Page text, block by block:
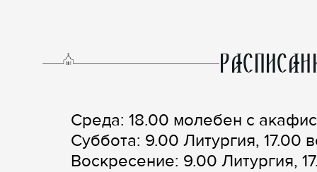
Среда: 18.00 молебен с
Суббота: 9.00 Литургия, 17.00
Воскресение: 9.00 Литургия,